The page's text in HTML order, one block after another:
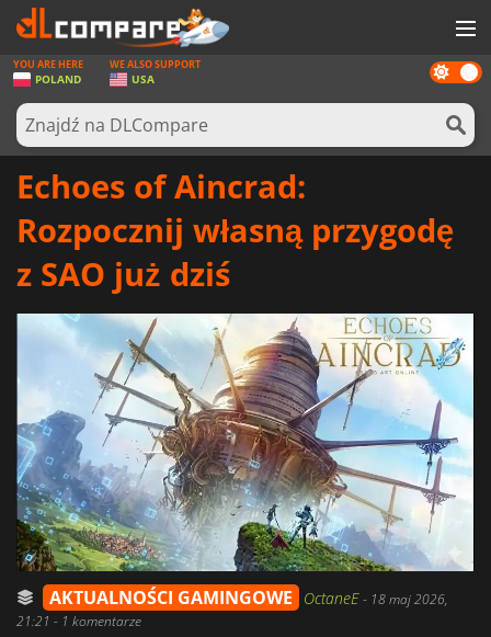
GRY
KARTY DO GIER
OPROGRAMOWANIE
SPRZĘT KOMPUTEROWY
ZALOGUJ SIĘ LUB ZAREJESTRUJ
Dark
mode
YOU ARE HERE
POLAND
WE ALSO SUPPORT
USA
Echoes of Aincrad:
Rozpocznij własną przygodę
z SAO już dziś
AKTUALNOŚCI GAMINGOWE OctaneE- 18 maj 2026,
21:21 - 1 komentarze